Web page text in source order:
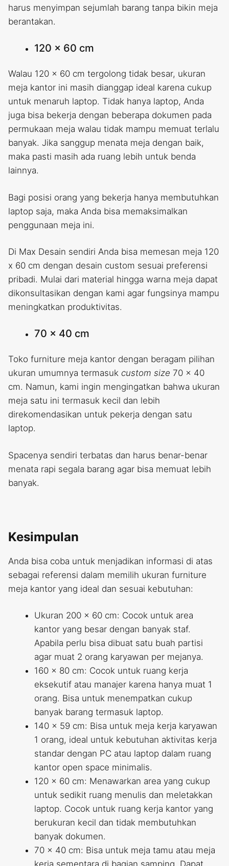
harus menyimpan sejumlah barang tanpa bikin meja
berantakan.
120 x 60 cm
Walau 120 x 60 cm tergolong tidak besar, ukuran
meja kantor ini masih dianggap ideal karena cukup
untuk menaruh laptop. Tidak hanya laptop, Anda
juga bisa bekerja dengan beberapa dokumen pada
permukaan meja walau tidak mampu memuat terlalu
banyak. Jika sanggup menata meja dengan baik,
maka pasti masih ada ruang lebih untuk benda
lainnya.
Bagi posisi orang yang bekerja hanya membutuhkan
laptop saja, maka Anda bisa memaksimalkan
penggunaan meja ini.
Di Max Desain sendiri Anda bisa memesan meja 120
x 60 cm dengan desain custom sesuai preferensi
pribadi. Mulai dari material hingga warna meja dapat
dikonsultasikan dengan kami agar fungsinya mampu
meningkatkan produktivitas.
70 x 40 cm
Toko furniture meja kantor dengan beragam pilihan
ukuran umumnya termasuk custom size 70 x 40
cm. Namun, kami ingin mengingatkan bahwa ukuran
meja satu ini termasuk kecil dan lebih
direkomendasikan untuk pekerja dengan satu
laptop.
Spacenya sendiri terbatas dan harus benar-benar
menata rapi segala barang agar bisa memuat lebih
banyak.
Kesimpulan
Anda bisa coba untuk menjadikan informasi di atas
sebagai referensi dalam memilih ukuran furniture
meja kantor yang ideal dan sesuai kebutuhan:
Ukuran 200 x 60 cm: Cocok untuk area
kantor yang besar dengan banyak staf.
Apabila perlu bisa dibuat satu buah partisi
agar muat 2 orang karyawan per mejanya.
160 x 80 cm: Cocok untuk ruang kerja
eksekutif atau manajer karena hanya muat 1
orang. Bisa untuk menempatkan cukup
banyak barang termasuk laptop.
140 x 59 cm: Bisa untuk meja kerja karyawan
1 orang, ideal untuk kebutuhan aktivitas kerja
standar dengan PC atau laptop dalam ruang
kantor open space minimalis.
120 x 60 cm: Menawarkan area yang cukup
untuk sedikit ruang menulis dan meletakkan
laptop. Cocok untuk ruang kerja kantor yang
berukuran kecil dan tidak membutuhkan
banyak dokumen.
70 x 40 cm: Bisa untuk meja tamu atau meja